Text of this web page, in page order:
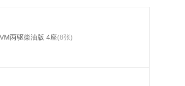
两驱柴油版 4座(8张)